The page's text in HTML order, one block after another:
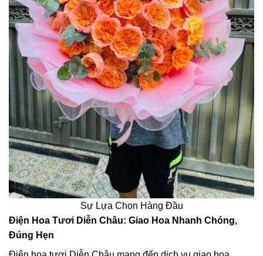
Sự Lựa Chọn Hàng Đầu
Điện Hoa Tươi Diễn Châu: Giao Hoa Nhanh Chóng,
Đúng Hẹn